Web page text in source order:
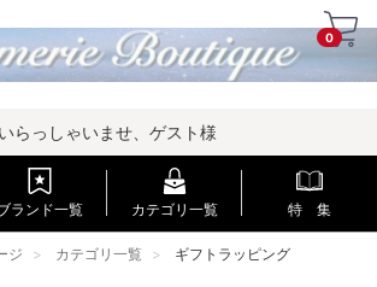
0
いらっしゃいませ、ゲスト様
ランド一覧 カテゴリ一覧 特 集
ジ カテゴリ一覧 ギフトラッピング